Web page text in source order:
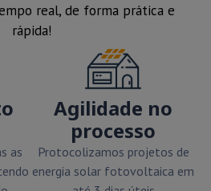
real, de forma prática e
rápida!
as
Agilidade no
processo
Protocolizamos projetos de
energia solar fotovoltaica em